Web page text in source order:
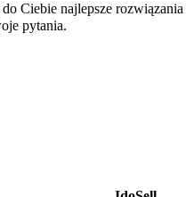
Ciebie najlepsze rozwiązania
pytania.